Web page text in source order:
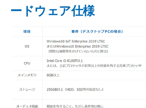
ードウェア仕様